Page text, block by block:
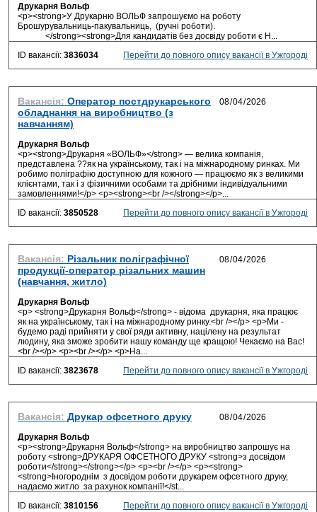
Друкарня Вольф
<p><strong>У Друкарню ВОЛЬФ запрошуємо на роботу
Брошурувальниць-пакувальниць, (ручні роботи).
</strong><strong>Для кандидатів без досвіду роботи є Н...
ID вакансії: 3836034 Перейти до повного опису вакансії в Ужгороді
Вакансія: Оператор постдрукарського
обладнання на виробництво (з
навчанням)
Друкарня Вольф
<p><strong>Друкарня «ВОЛЬФ»</strong> — велика компанія,
представлена ??як на українському, так і на міжнародному ринках. Ми
робимо поліграфію доступною для кожного — працюємо як з великими
клієнтами, так і з фізичними особами та дрібними індивідуальними
замовленнями!</p> <p><strong><br /></strong></p>...
ID вакансії: 3850528 Перейти до повного опису вакансії в Ужгороді
Вакансія: Різальник поліграфічної
продукції-оператор різальних машин
(навчання, житло)
Друкарня Вольф
<p> <strong>Друкарня Вольф</strong> - відома друкарня, яка працює
як на українському, так і на міжнародному ринку.<br /></p> <p>Ми -
будемо раді прийняти у свої ряди активну, націлену на результат
людину, яка зможе зробити нашу команду ще кращою! Чекаємо на Вас!
<br /></p> <p><br /></p> <p>На...
ID вакансії: 3823678 Перейти до повного опису вакансії в Ужгороді
Вакансія: Друкар офсетного друку
Друкарня Вольф
<p><strong>Друкарня Вольф</strong> на виробництво запрошує на
роботу <strong>ДРУКАРЯ ОФСЕТНОГО ДРУКУ <strong>з досвідом
роботи</strong></strong></p> <p><br /></p> <p><strong>
<strong>Іногороднім з досвідом роботи друкарем офсетного друку,
надаємо житло за рахунок компанії!</st...
ID вакансії: 3810156 Перейти до повного опису вакансії в Ужгороді